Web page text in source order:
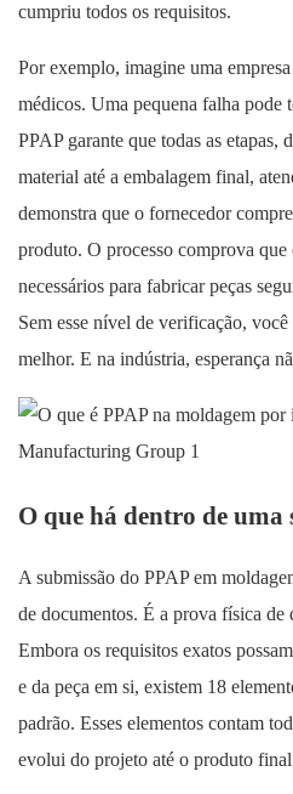
cumpriu todos os requisitos.
Por exemplo, imagine uma
médicos. Uma pequena falha pode
PPAP garante que todas as etapas,
material até a embalagem final,
demonstra que o fornecedor
produto. O processo comprova que
necessários para fabricar peças
Sem esse nível de verificação,
melhor. E na indústria, esperança
O que há dentro de uma
A submissão do PPAP em
de documentos. É a prova física de
Embora os requisitos exatos
e da peça em si, existem 18
padrão. Esses elementos contam
evolui do projeto até o produto